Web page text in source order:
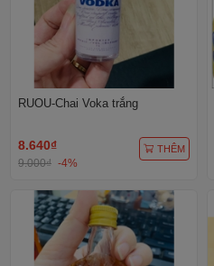
RUOU-Chai Voka trắng
8.640₫
9.000₫ -4%
THÊM